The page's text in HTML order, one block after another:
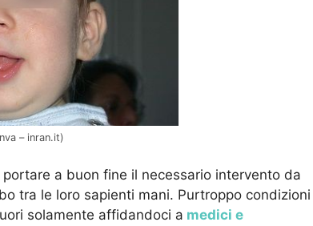
– inran.it)
a buon fine il necessario intervento da
tra le loro sapienti mani. Purtroppo condizioni
solamente affidandoci a medici e